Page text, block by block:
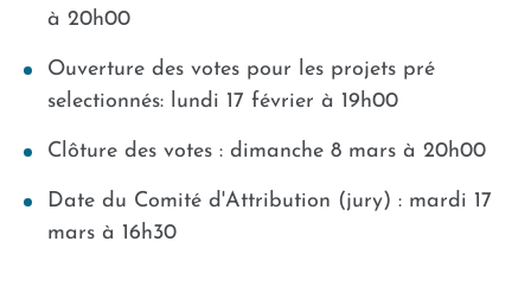
à 20h00
Ouverture des votes pour les projets pré
selectionnés: lundi 17 février à 19h00
Clôture des votes : dimanche 8 mars à 20h00
Date du Comité d'Attribution (jury) : mardi 17
mars à 16h30